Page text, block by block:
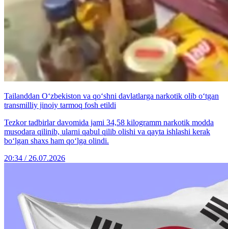
Tailanddan O‘zbekiston va qo‘shni davlatlarga narkotik olib o‘tgan
transmilliy jinoiy tarmoq fosh etildi
Tezkor tadbirlar davomida jami 34,58 kilogramm narkotik modda
musodara qilinib, ularni qabul qilib olishi va qayta ishlashi kerak
bo‘lgan shaxs ham qo‘lga olindi.
20:34 / 26.07.2026